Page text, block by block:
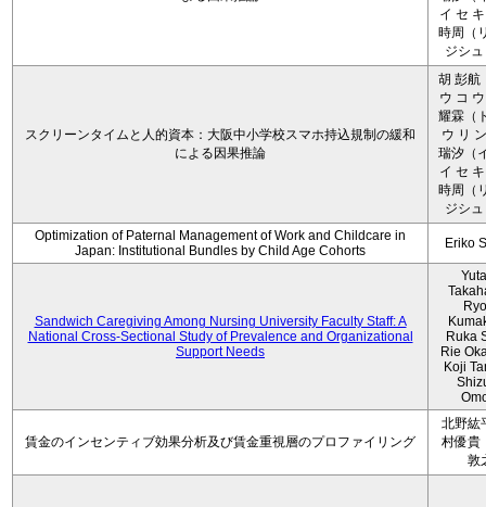
イ セ
時周（
ジシ
スクリーンタイムと人的資本：大阪中小学校スマホ持込規制の緩和
による因果推論
胡 彭航
ウ コ
耀霖（
ウ リ
瑞汐（
イ セ
時周（
ジシ
Optimization of Paternal Management of Work and Childcare in
Japan: Institutional Bundles by Child Age Cohorts
Eriko
Sandwich Caregiving Among Nursing University Faculty Staff: A
National Cross-Sectional Study of Prevalence and Organizational
Support Needs
Ruka
Rie
Koji
賃金のインセンティブ効果分析及び賃金重視層のプロファイリング
北野紘
村優貴
敦